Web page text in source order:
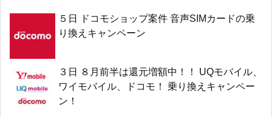
５日 ドコモショップ案件 音声SIMカードの乗
り換えキャンペーン
３日 ８月前半は還元増額中！！ UQモバイル、
ワイモバイル、ドコモ！ 乗り換えキャンペー
ン！